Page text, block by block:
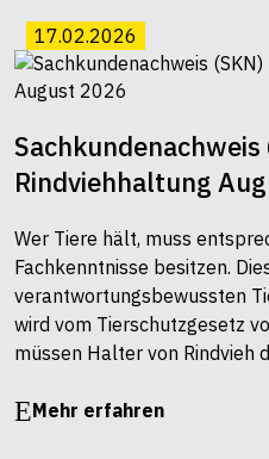
17.02.2026
Sachkundenachweis
Rindviehhaltung
Wer Tiere hält, muss
Fachkenntnisse besitzen.
verantwortungsbewussten
wird vom Tierschutzgesetz
müssen Halter von Rindvieh
Mehr erfahren